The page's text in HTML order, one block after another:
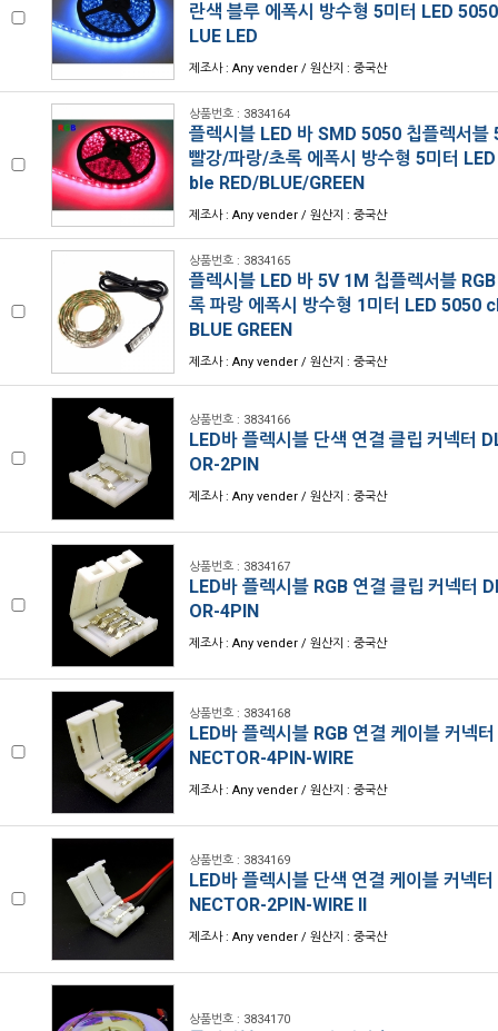
란색 블루 에폭시 방수형 5미터 LED
LUE LED
제조사 : Any vender / 원산지 : 중국산
상품번호 : 3834164
플렉시블 LED 바 SMD 5050 칩플렉서블
빨강/파랑/초록 에폭시 방수형 5미터
ble RED/BLUE/GREEN
제조사 : Any vender / 원산지 : 중국산
상품번호 : 3834165
플렉시블 LED 바 5V 1M 칩플렉서블
록 파랑 에폭시 방수형 1미터 LED 5050
BLUE GREEN
제조사 : Any vender / 원산지 : 중국산
상품번호 : 3834166
LED바 플렉시블 단색 연결 클립 커넥터
OR-2PIN
제조사 : Any vender / 원산지 : 중국산
상품번호 : 3834167
LED바 플렉시블 RGB 연결 클립 커넥터
OR-4PIN
제조사 : Any vender / 원산지 : 중국산
상품번호 : 3834168
LED바 플렉시블 RGB 연결 케이블 커넥
NECTOR-4PIN-WIRE
제조사 : Any vender / 원산지 : 중국산
상품번호 : 3834169
LED바 플렉시블 단색 연결 케이블 커넥
NECTOR-2PIN-WIRE II
제조사 : Any vender / 원산지 : 중국산
상품번호 : 3834170